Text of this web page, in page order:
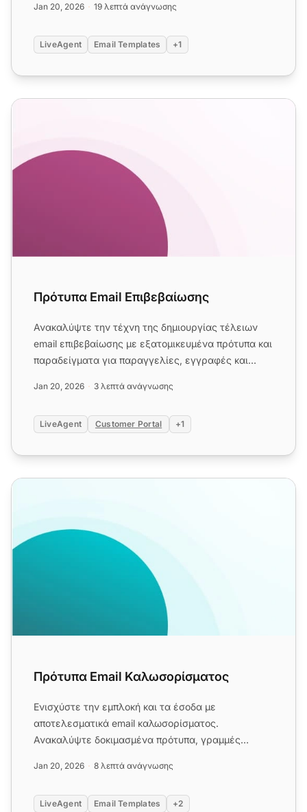
Jan 20, 2026 19 λεπτά ανάγνωσης
LiveAgent Email Templates +1
Πρότυπα Email Επιβεβαίωσης
Πρότυπα Email Επιβεβαίωσης
Ανακαλύψτε την τέχνη της δημιουργίας τέλειων
email επιβεβαίωσης με εξατομικευμένα πρότυπα και
παραδείγματα για παραγγελίες, εγγραφές και
Jan 20, 2026 3 λεπτά ανάγνωσης
LiveAgent Customer Portal +1
Πρότυπα Email Καλωσορίσματος
Πρότυπα Email Καλωσορίσματος
Ενισχύστε την εμπλοκή και τα έσοδα με
αποτελεσματικά email καλωσορίσματος.
Ανακαλύψτε δοκιμασμένα πρότυπα, γραμμές
Jan 20, 2026 8 λεπτά ανάγνωσης
LiveAgent Email Templates +2